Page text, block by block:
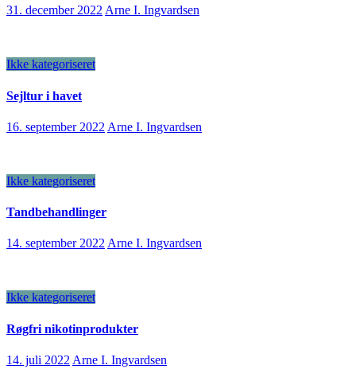
31. december 2022 Arne I. Ingvardsen
Ikke kategoriseret
Sejltur i havet
16. september 2022 Arne I. Ingvardsen
Ikke kategoriseret
Tandbehandlinger
14. september 2022Arne I. Ingvardsen
Ikke kategoriseret
Røgfri nikotinprodukter
14. juli 2022 Arne I. Ingvardsen